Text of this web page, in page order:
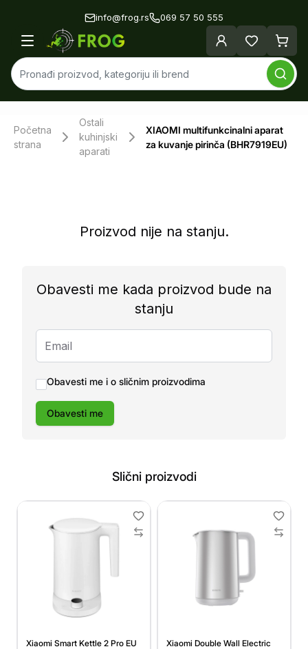
info@frog.rs 069 57 50 555
Početna
strana
Ostali
kuhinjski
aparati
XIAOMI multifunkcinalni aparat
za kuvanje pirinča (BHR7919EU)
Proizvod nije na stanju.
Obavesti me kada proizvod bude na
stanju
Obavesti me i o sličnim proizvodima
Obavesti me
Slični proizvodi
Xiaomi Smart Kettle 2 Pro EU
Xiaomi Double Wall Electric